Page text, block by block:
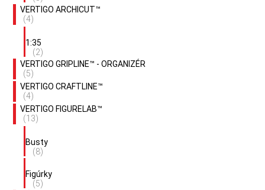
VERTIGO ARCHICUT™
(4)
1:35
(2)
VERTIGO GRIPLINE™ - ORGANIZÉR
(5)
VERTIGO CRAFTLINE™
(4)
VERTIGO FIGURELAB™
(13)
Busty
(8)
Figúrky
(5)